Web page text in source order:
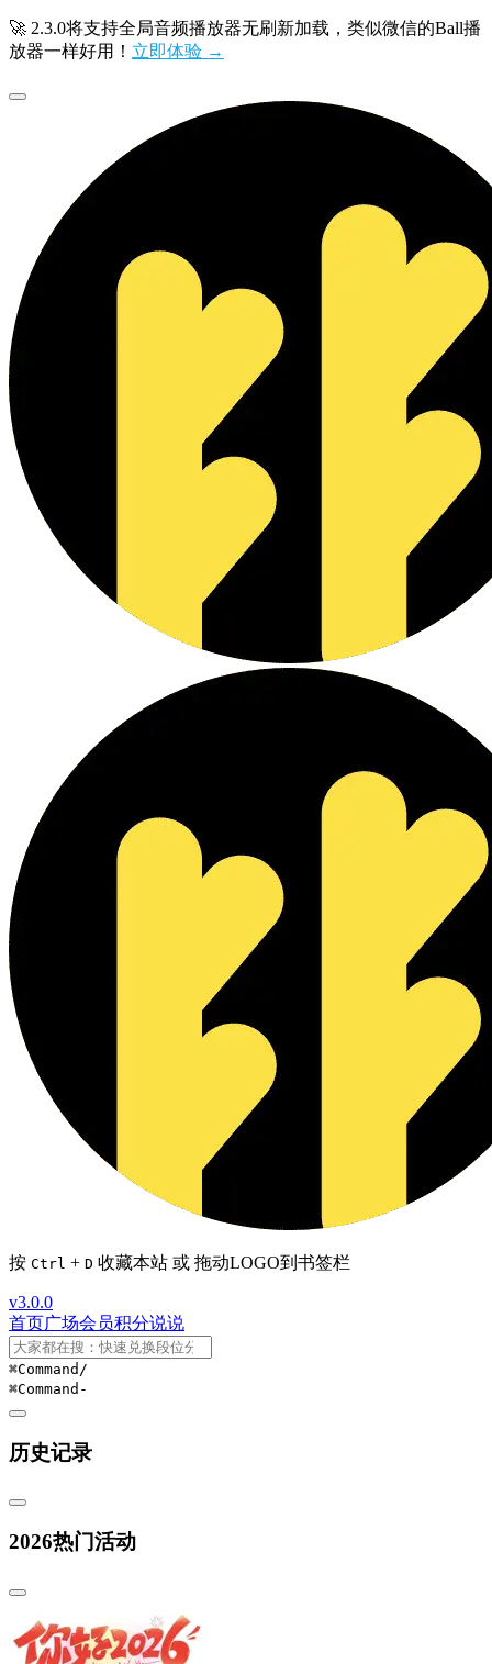
🚀 2.3.0将支持全局音频播放器无刷新加载，类似微信的Ball播
放器一样好用！ 立即体验 →
按 Ctrl + D 收藏本站 或 拖动LOGO到书签栏
v3.0.0
首页广场会员积分说说
⌘Command /
⌘Command -
历史记录
2026热门活动